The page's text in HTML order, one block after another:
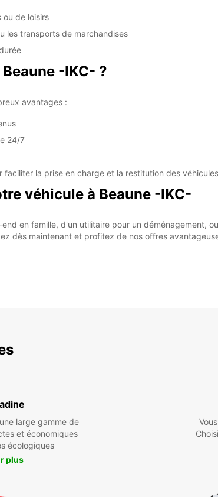
de loisirs
les transports de marchandises
-IKC- ?
avantages :
24/7
la prise en charge et la restitution des véhicules
véhicule à Beaune -IKC-
en famille, d'un utilitaire pour un déménagement,
dès maintenant et profitez de nos offres
large gamme de
et économiques
écologiques
plus